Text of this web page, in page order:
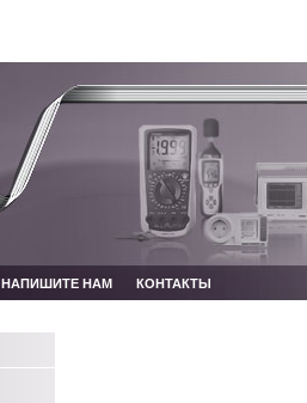
НАПИШИТЕ НАМ КОНТАКТЫ